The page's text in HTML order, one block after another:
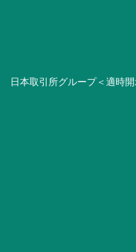
日本取引所グループ＜適時